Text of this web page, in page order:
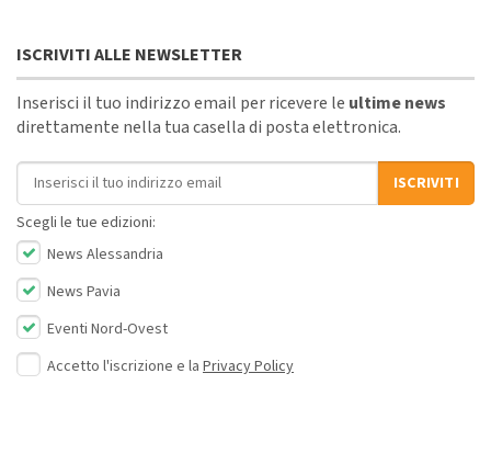
ISCRIVITI ALLE NEWSLETTER
Inserisci il tuo indirizzo email per ricevere le ultime news
direttamente nella tua casella di posta elettronica.
Indirizzo email
ISCRIVITI
Scegli le tue edizioni:
News Alessandria
News Pavia
Eventi Nord-Ovest
Accetto l'iscrizione e la Privacy Policy